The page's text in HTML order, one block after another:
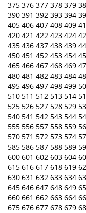
375 376 377 378 379
390 391 392 393 394
405 406 407 408 409
420 421 422 423 424
435 436 437 438 439
450 451 452 453 454
465 466 467 468 469
480 481 482 483 484
495 496 497 498 499
510 511 512 513 514
525 526 527 528 529
540 541 542 543 544
555 556 557 558 559
570 571 572 573 574
585 586 587 588 589
600 601 602 603 604
615 616 617 618 619
630 631 632 633 634
645 646 647 648 649
660 661 662 663 664
675 676 677 678 679